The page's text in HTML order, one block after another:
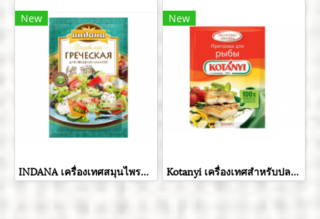
New
INDANA เครื่องเทศสมุนไพรกรีกสลัด ขนาด 15 กรัม
New
Kotanyi เครื่องเทศสำหรับปลา ขนาด 26 กรัม